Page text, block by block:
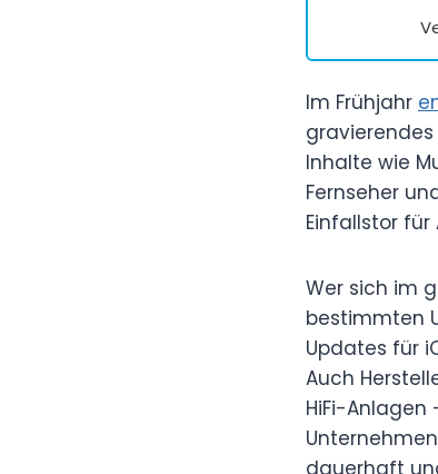
Im Frühjahr
gravierendes
Inhalte wie
Fernseher
Einfallstor für
Wer sich im
bestimmten
Updates für
Auch
HiFi-
dauerhaft